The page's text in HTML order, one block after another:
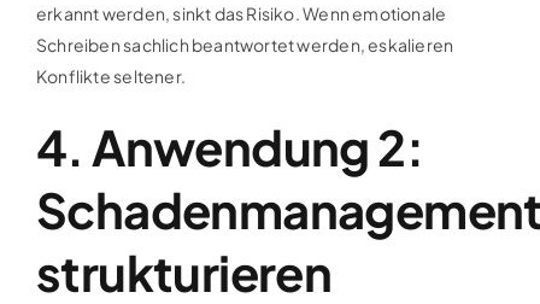
erkannt werden, sinkt das Risiko. Wenn emotionale
Schreiben sachlich beantwortet werden, eskalieren
Konflikte seltener.
4. Anwendung 2:
strukturieren